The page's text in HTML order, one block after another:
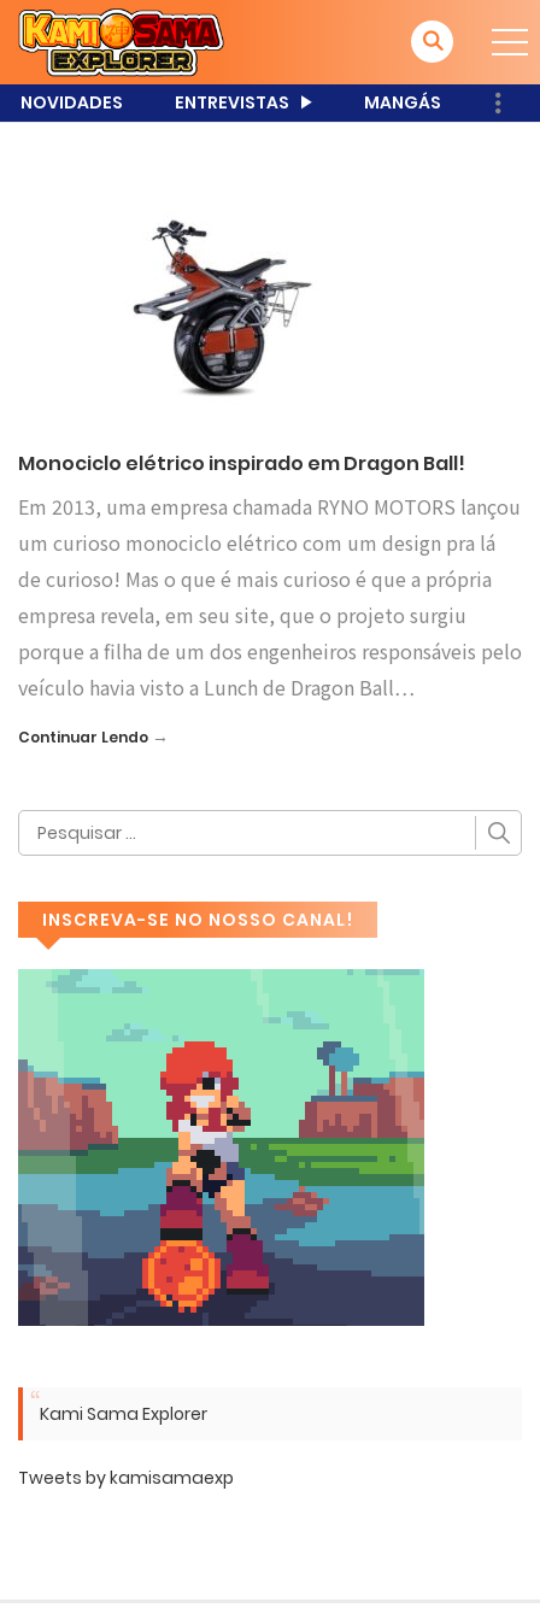
NOVIDADES ENTREVISTAS MANGÁS
Monociclo elétrico inspirado em Dragon Ball!
Em 2013, uma empresa chamada RYNO MOTORS lançou
um curioso monociclo elétrico com um design pra lá
de curioso! Mas o que é mais curioso é que a própria
empresa revela, em seu site, que o projeto surgiu
porque a filha de um dos engenheiros responsáveis pelo
veículo havia visto a Lunch de Dragon Ball…
Continuar Lendo →
INSCREVA-SE NO NOSSO CANAL!
Kami Sama Explorer
Tweets by kamisamaexp